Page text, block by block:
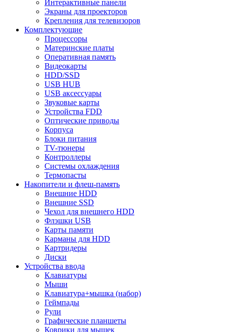
Интерактивные панели
Экраны для проекторов
Крепления для телевизоров
Комплектующие
Процессоры
Материнские платы
Оперативная память
Видеокарты
HDD/SSD
USB HUB
USB аксессуары
Звуковые карты
Устройства FDD
Оптические приводы
Корпуса
Блоки питания
TV-тюнеры
Контроллеры
Системы охлаждения
Термопасты
Накопители и флеш-память
Внешние HDD
Внешние SSD
Чехол для внешнего HDD
Флэшки USB
Карты памяти
Карманы для HDD
Картридеры
Диски
Устройства ввода
Клавиатуры
Мыши
Клавиатура+мышка (набор)
Геймпады
Рули
Графические планшеты
Коврики для мышек